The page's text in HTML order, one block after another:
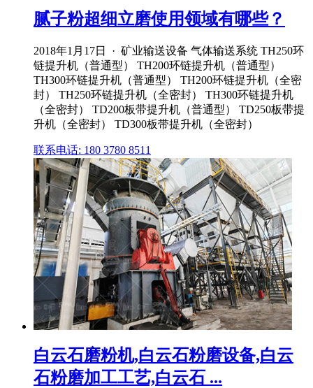
腻子粉超细立磨使用领域有哪些？
2018年1月17日 · 矿业输送设备 气体输送系统 TH250环
链提升机（普通型） TH200环链提升机（普通型）
TH300环链提升机（普通型） TH200环链提升机（全密
封） TH250环链提升机（全密封） TH300环链提升机
（全密封） TD200板带提升机（普通型） TD250板带提
升机（全密封） TD300板带提升机（全密封）
联系电话: 180 3780 8511
白云石磨粉机,白云石粉磨设备,白云
石粉磨加工工艺,白云石 ...